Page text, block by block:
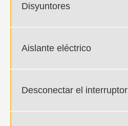
Disyuntores
Aislante eléctrico
Desconectar el interruptor